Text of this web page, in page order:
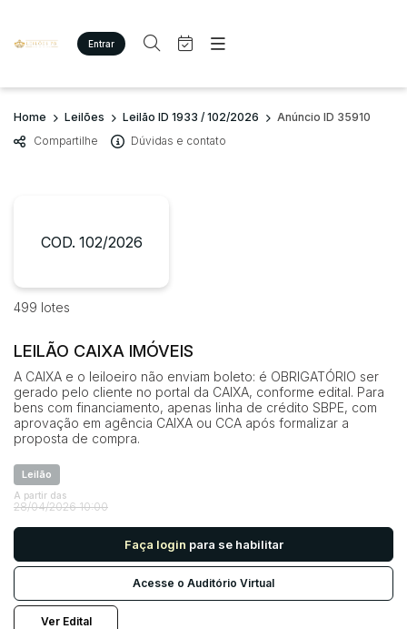
Entrar
Criar conta Entrar
Site
Agenda
Quem Somos
Imóveis
Veículos
Carros
Utilitário
Busca por palavra-chave
Bairro
Judiciais Extrajudiciais
Faixa de valor
R$ até R$
Quem Somos
Home Leilões Leilão ID 1933 / 102/2026
Anúncio ID 35910
Compartilhe
Dúvidas e contato
COD. 102/2026
499 lotes
LEILÃO CAIXA IMÓVEIS
A CAIXA e o leiloeiro não enviam boleto: é OBRIGATÓRIO ser
gerado pelo cliente no portal da CAIXA, conforme edital. Para
bens com financiamento, apenas linha de crédito SBPE, com
aprovação em agência CAIXA ou CCA após formalizar a
proposta de compra.
Leilão
A partir das
28/04/2026 10:00
Faça login para se habilitar
Acesse o Auditório Virtual
Ver Edital